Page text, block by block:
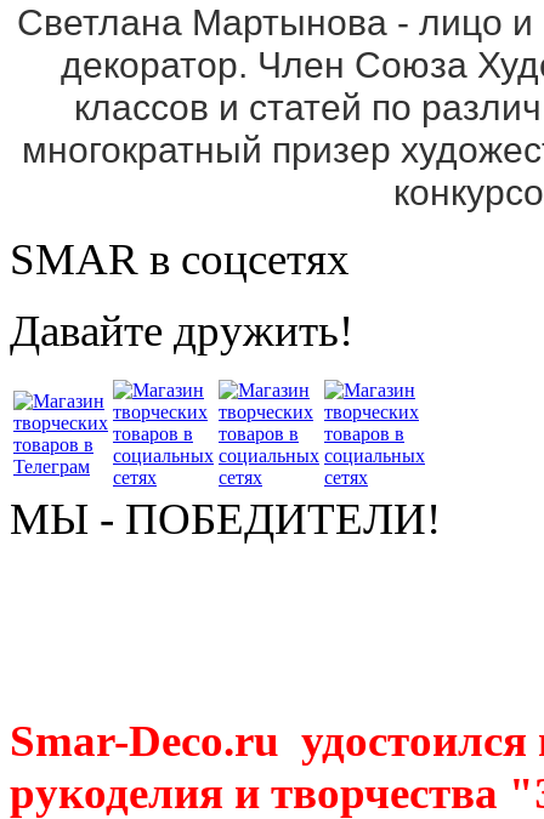
Светлана Мартынова - лицо
декоратор. Член Союза
классов и статей по
многократный призер
SMAR в соцсетях
Давайте дружить!
МЫ - ПОБЕДИТЕЛИ!
Smar-Deco.ru
рукоделия и творчества